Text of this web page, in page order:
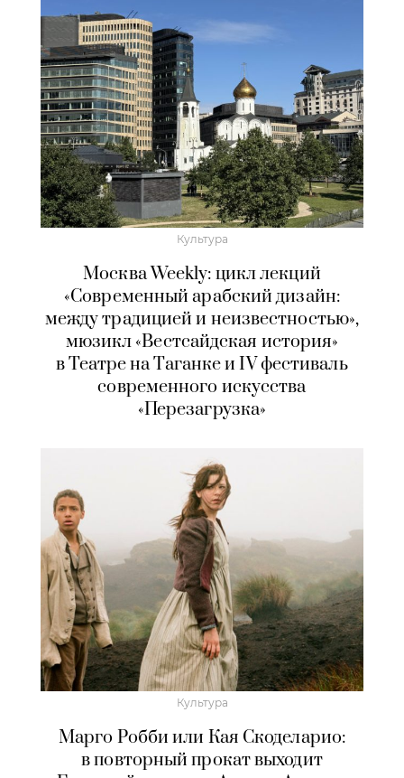
Культура
Москва Weekly: цикл лекций
«Современный арабский дизайн:
между традицией и неизвестностью»,
мюзикл «Вестсайдская история»
в Театре на Таганке и IV фестиваль
современного искусства
«Перезагрузка»
Культура
Марго Робби или Кая Скоделарио:
в повторный прокат выходит